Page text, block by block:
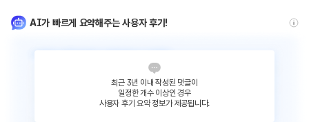
AI가 빠르게 요약해주는 사용자 후기!
최근 3년 이내 작성된 댓글이
일정한 개수 이상인 경우
사용자 후기 요약 정보가 제공됩니다.